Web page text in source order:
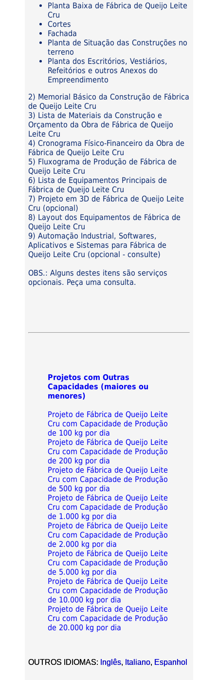
Planta Baixa de Fábrica de Queijo Leite
Cru
Cortes
Fachada
Planta de Situação das Construções no
terreno
Planta dos Escritórios, Vestiários,
Refeitórios e outros Anexos do
Empreendimento
2) Memorial Básico da Construção de Fábrica
de Queijo Leite Cru
3) Lista de Materiais da Construção e
Orçamento da Obra de Fábrica de Queijo
Leite Cru
4) Cronograma Físico-Financeiro da Obra de
Fábrica de Queijo Leite Cru
5) Fluxograma de Produção de Fábrica de
Queijo Leite Cru
6) Lista de Equipamentos Principais de
Fábrica de Queijo Leite Cru
7) Projeto em 3D de Fábrica de Queijo Leite
Cru (opcional)
8) Layout dos Equipamentos de Fábrica de
Queijo Leite Cru
9) Automação Industrial, Softwares,
Aplicativos e Sistemas para Fábrica de
Queijo Leite Cru (opcional - consulte)
OBS.: Alguns destes itens são serviços
opcionais. Peça uma consulta.
Projetos com Outras
Capacidades (maiores ou
menores)
Projeto de Fábrica de Queijo Leite
Cru com Capacidade de Produção
de 100 kg por dia
Projeto de Fábrica de Queijo Leite
Cru com Capacidade de Produção
de 200 kg por dia
Projeto de Fábrica de Queijo Leite
Cru com Capacidade de Produção
de 500 kg por dia
Projeto de Fábrica de Queijo Leite
Cru com Capacidade de Produção
de 1.000 kg por dia
Projeto de Fábrica de Queijo Leite
Cru com Capacidade de Produção
de 2.000 kg por dia
Projeto de Fábrica de Queijo Leite
Cru com Capacidade de Produção
de 5.000 kg por dia
Projeto de Fábrica de Queijo Leite
Cru com Capacidade de Produção
de 10.000 kg por dia
Projeto de Fábrica de Queijo Leite
Cru com Capacidade de Produção
de 20.000 kg por dia
OUTROS IDIOMAS: Inglês, Italiano, Espanhol